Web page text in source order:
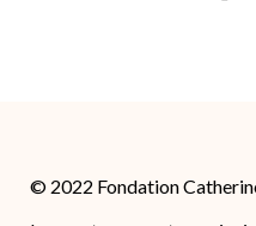
© 2022 Fondation